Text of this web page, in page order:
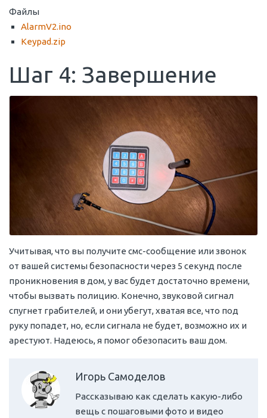
Файлы
AlarmV2.ino
Keypad.zip
Шаг 4: Завершение
Учитывая, что вы получите смс-сообщение или звонок
от вашей системы безопасности через 5 секунд после
проникновения в дом, у вас будет достаточно времени,
чтобы вызвать полицию. Конечно, звуковой сигнал
спугнет грабителей, и они убегут, хватая все, что под
руку попадет, но, если сигнала не будет, возможно их и
арестуют. Надеюсь, я помог обезопасить ваш дом.
Игорь Самоделов
Рассказываю как сделать какую-либо
вещь с пошаговыми фото и видео